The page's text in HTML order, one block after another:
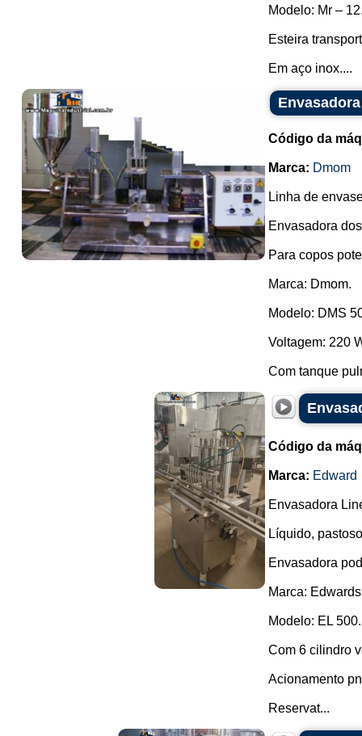
Modelo: Mr –
Esteira
Em aço inox....
Código da
Marca: Dmom
Linha de
Envasadora
Para copos
Marca: Dmom.
Modelo: DMS
Voltagem: 220
Com tanque
Código da
Marca: Edward
Envasadora
Líquido,
Envasadora
Marca:
Modelo: EL 500.
Com 6 cilindro
Acionamento
Reservat...